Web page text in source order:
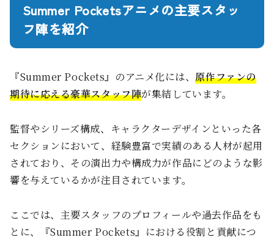
Summer Pocketsアニメの主要スタッ
フ陣を紹介
『Summer Pockets』のアニメ化には、原作ファンの
期待に応える豪華スタッフ陣が集結しています。
監督やシリーズ構成、キャラクターデザインといった各
セクションにおいて、経験豊富で実績のある人材が起用
されており、その演出力や構成力が作品にどのような影
響を与えているかが注目されています。
ここでは、主要スタッフのプロフィールや過去作品をも
とに、『Summer Pockets』における役割と貢献につ